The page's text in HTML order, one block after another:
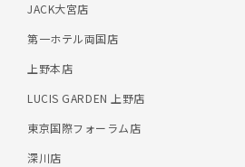
JACK大宮店
第一ホテル両国店
上野本店
LUCIS GARDEN 上野店
東京国際フォーラム店
深川店